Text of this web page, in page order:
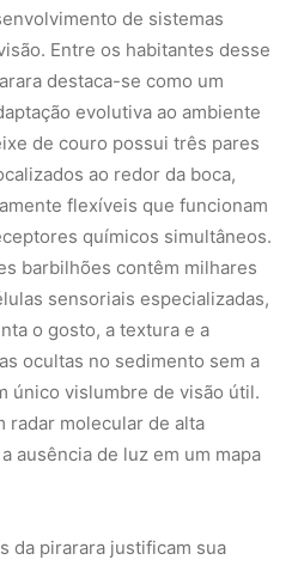
de sistemas
Entre os habitantes desse
destaca-se como um
evolutiva ao ambiente
de couro possui três pares
ao redor da boca,
flexíveis que funcionam
químicos simultâneos.
barbilhões contêm milhares
sensoriais especializadas,
o gosto, a textura e a
ocultas no sedimento sem a
único vislumbre de visão útil.
radar molecular de alta
ausência de luz em um mapa
da pirarara justificam sua